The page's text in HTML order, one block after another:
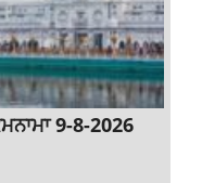
9-8-2026